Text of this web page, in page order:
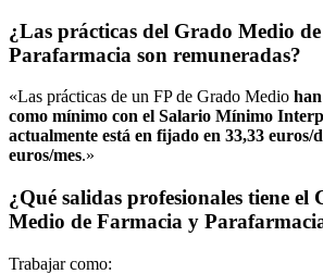
¿Las prácticas del Grado Medio
Parafarmacia son remuneradas?
«Las prácticas de un FP de Grado Medio
como mínimo con el Salario Mínimo
actualmente está en fijado en 33,33 euros/
euros/mes.»
¿Qué salidas profesionales tiene el
Medio de Farmacia y
Trabajar como: